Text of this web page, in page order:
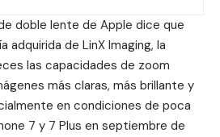
doble lente de Apple dice que
adquirida de LinX Imaging, la
las capacidades de zoom
más claras, más brillante y
en condiciones de poca
7 y 7 Plus en septiembre de